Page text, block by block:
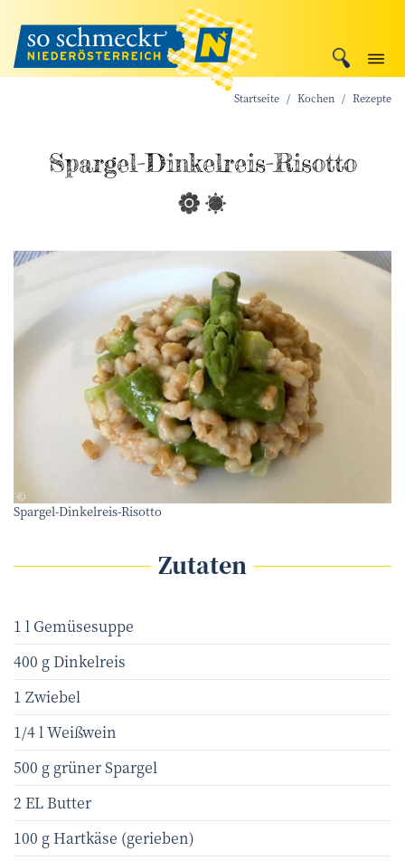
Startseite Kochen Rezepte
Spargel-Dinkelreis-Risotto
©eNu
Spargel-Dinkelreis-Risotto
Zutaten
1 l Gemüsesuppe
400 g Dinkelreis
1 Zwiebel
1/4 l Weißwein
500 g grüner Spargel
2 EL Butter
100 g Hartkäse (gerieben)